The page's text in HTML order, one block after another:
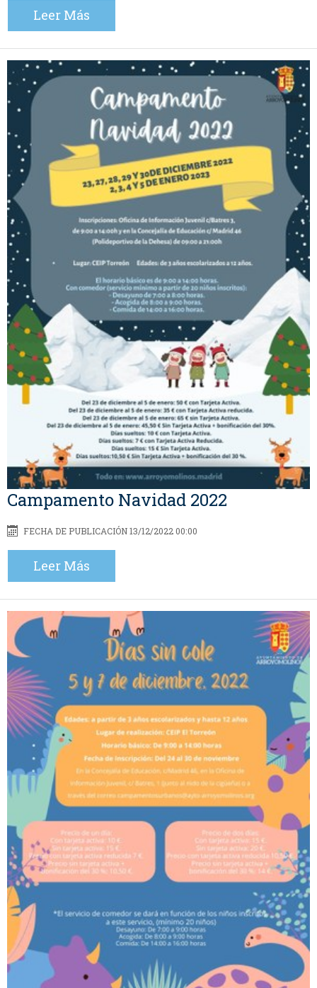
Leer Más
Campamento Navidad 2022
FECHA DE PUBLICACIÓN 13/12/2022 00:00
Leer Más